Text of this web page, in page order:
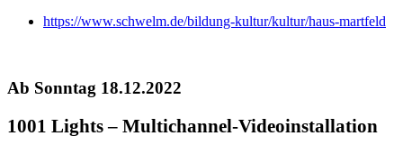
https://www.schwelm.de/bildung-kultur/kultur/haus-martfeld
Ab Sonntag 18.12.2022
1001 Lights – Multichannel-Videoinstallation